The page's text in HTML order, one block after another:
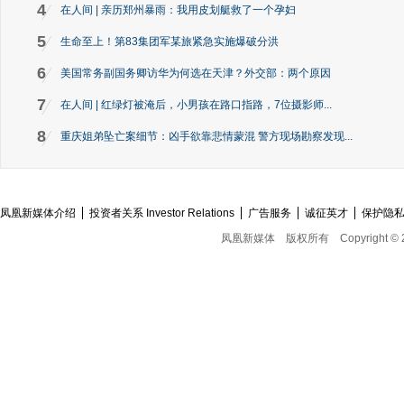
4 在人间 | 亲历郑州暴雨：我用皮划艇救了一个孕妇
5 生命至上！第83集团军某旅紧急实施爆破分洪
6 美国常务副国务卿访华为何选在天津？外交部：两个原因
7 在人间 | 红绿灯被淹后，小男孩在路口指路，7位摄影师...
8 重庆姐弟坠亡案细节：凶手欲靠悲情蒙混 警方现场勘察发现...
凤凰新媒体介绍 投资者关系 Investor Relations 广告服务 诚征英才
保护隐
凤凰新媒体
版权所有 Copyright ©